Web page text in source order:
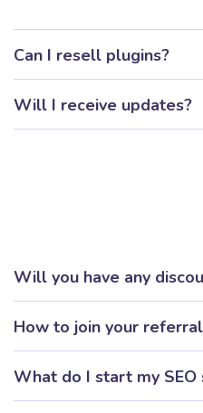
Can I resell plugins?
Will I receive updates?
Will you have any
How to join your
What do I start my SEO